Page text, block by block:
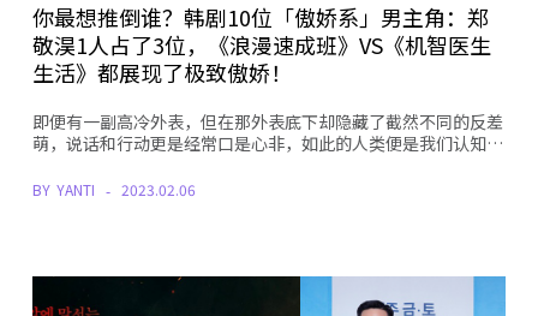
你最想推倒谁？韩剧10位「傲娇系」男主角：郑
敬淏1人占了3位，《浪漫速成班》VS《机智医生
生活》都展现了极致傲娇！
即便有一副高冷外表，但在那外表底下却隐藏了截然不同的反差
萌，说话和行动更是经常口是心非，如此的人类便是我们认知…
BY YANTI 2023.02.06